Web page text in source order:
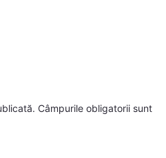
Câmpurile obligatorii sunt